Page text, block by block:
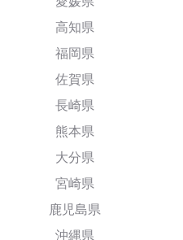
高知県
福岡県
佐賀県
長崎県
熊本県
大分県
宮崎県
鹿児島県
沖縄県